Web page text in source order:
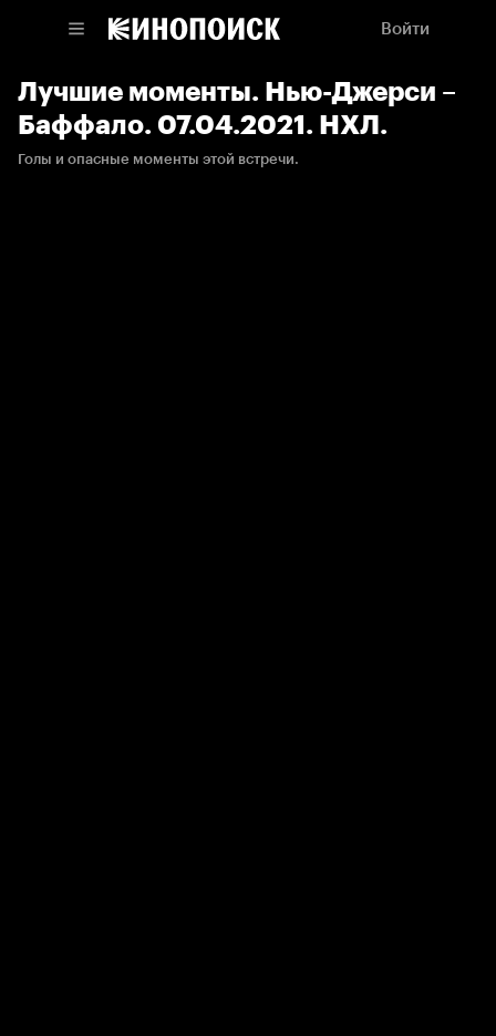
Войти
Лучшие моменты. Нью-Джерси –
Баффало. 07.04.2021. НХЛ.
Голы и опасные моменты этой встречи.